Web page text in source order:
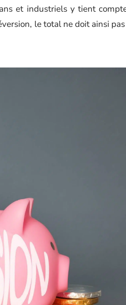
et industriels y tient
le total ne doit ainsi